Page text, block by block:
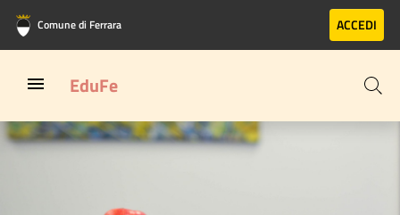
Vai al contenuto principale
Vai al footer
Comune di Ferrara ACCEDI
EduFe